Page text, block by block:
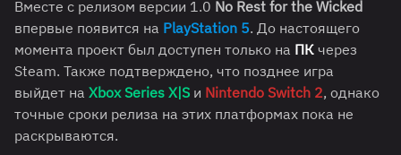
Вместе с релизом версии 1.0 No Rest for the Wicked
впервые появится на PlayStation 5. До настоящего
момента проект был доступен только на ПК через
Steam. Также подтверждено, что позднее игра
выйдет на Xbox Series X|S и Nintendo Switch 2, однако
точные сроки релиза на этих платформах пока не
раскрываются.